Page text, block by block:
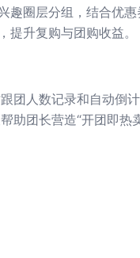
趣圈层分组，结合优
提升复购与团购收益。
团人数记录和自动倒
助团长营造“开团即热